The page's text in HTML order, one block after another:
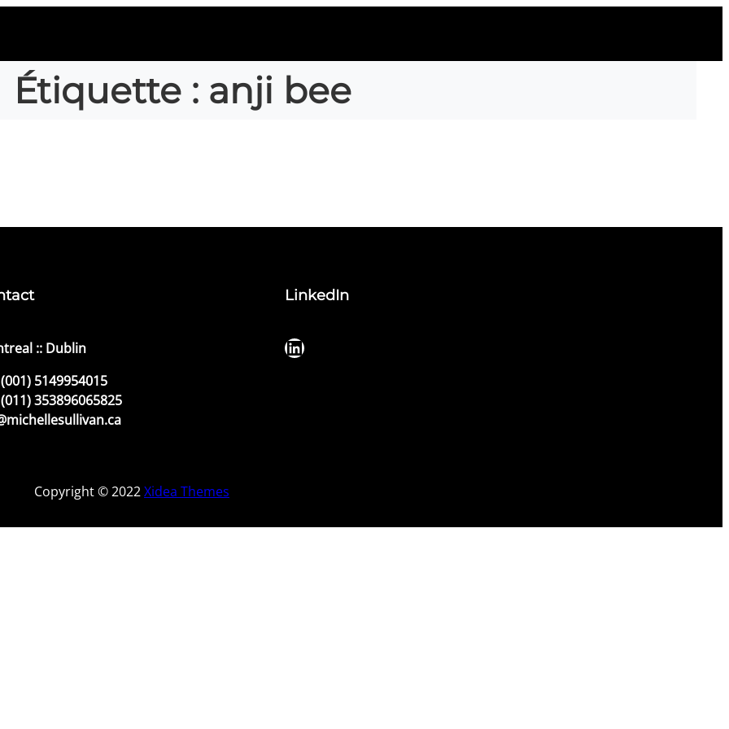
Étiquette : anji bee
:: Dublin
(001) 5149954015
(011) 353896065825
LinkedIn
LinkedIn
Copyright © 2022Xidea Themes